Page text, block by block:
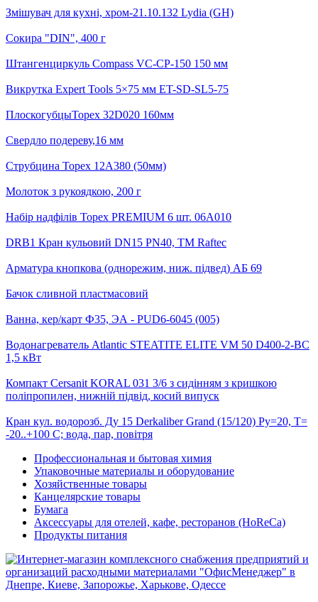
Змішувач для кухні, хром-21.10.132 Lydia (GH)
Сокира "DIN", 400 г
Штангенциркуль Compass VC-CP-150 150 мм
Викрутка Expert Tools 5×75 мм ET-SD-SL5-75
ПлоскогубцыTopex 32D020 160мм
Свердло подереву,16 мм
Струбцина Topex 12A380 (50мм)
Молоток з рукоядкою, 200 г
Набір надфілів Topex PREMIUM 6 шт. 06A010
DRB1 Кран кульовий DN15 PN40, ТМ Raftec
Арматура кнопкова (однорежим, ниж. підвед) АБ 69
Бачок сливной пластмасовий
Ванна, кер/карт Ф35, ЭА - PUD6-6045 (005)
Водонагреватель Atlantic STEATITE ELITE VM 50 D400-2-ВС
1,5 кВт
Компакт Cersanit KORAL 031 3/6 з сидінням з кришкою
поліпропилен, нижній підвід, косий випуск
Кран кул. водорозб. Ду 15 Derkaliber Grand (15/120) Ру=20, Т=
-20..+100 С; вода, пар, повітря
Профессиональная и бытовая химия
Упаковочные материалы и оборудование
Хозяйственные товары
Канцелярские товары
Бумага
Аксессуары для отелей, кафе, ресторанов (HoReCa)
Продукты питания